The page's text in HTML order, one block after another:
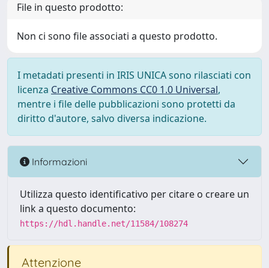
File in questo prodotto:
Non ci sono file associati a questo prodotto.
I metadati presenti in IRIS UNICA sono rilasciati con
licenza Creative Commons CC0 1.0 Universal,
mentre i file delle pubblicazioni sono protetti da
diritto d'autore, salvo diversa indicazione.
Informazioni
Utilizza questo identificativo per citare o creare un
link a questo documento:
https://hdl.handle.net/11584/108274
Attenzione